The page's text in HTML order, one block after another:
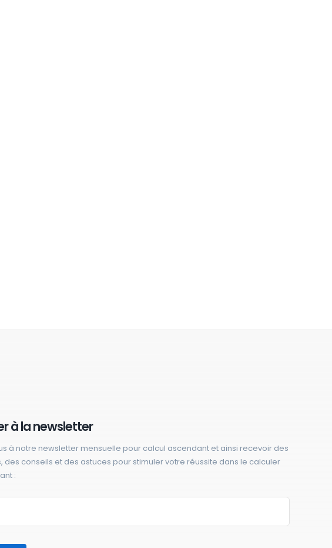
à la newsletter
à notre newsletter mensuelle pour calcul ascendant et ainsi recevoir des
des conseils et des astuces pour stimuler votre réussite dans le calculer
: